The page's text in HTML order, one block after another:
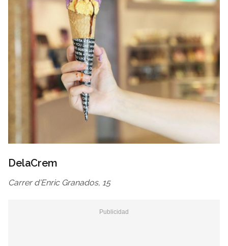
DelaCrem
Carrer d'Enric Granados, 15